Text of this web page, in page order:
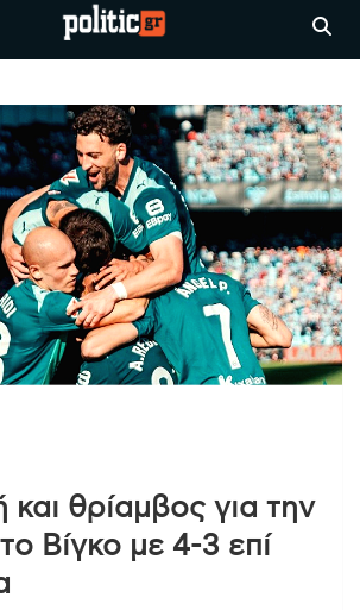
απο τη
την Ελλάδα και
τον Κόσμο
θρίαμβος για την
Βίγκο με 4-3 επί